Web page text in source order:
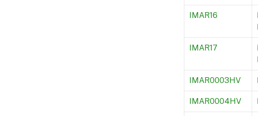
IMAR16
IMAR17
IMAR0003HV
IMAR0004HV